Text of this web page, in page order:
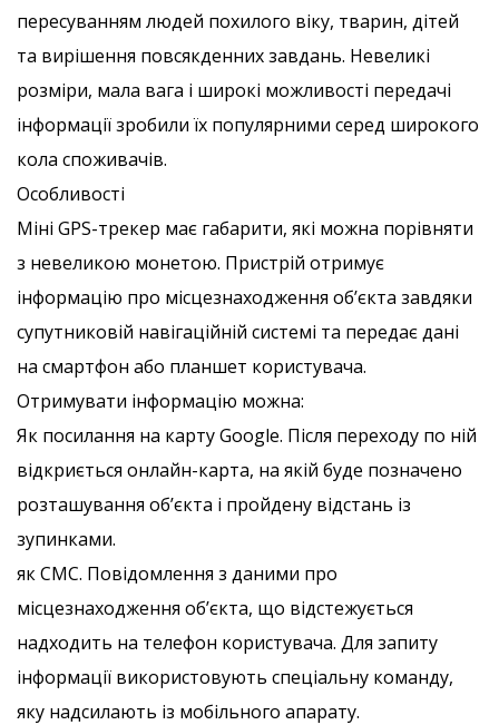
пересуванням людей похилого віку, тварин, дітей
та вирішення повсякденних завдань. Невеликі
розміри, мала вага і широкі можливості передачі
інформації зробили їх популярними серед широкого
кола споживачів.
Особливості
Міні GPS-трекер має габарити, які можна порівняти
з невеликою монетою. Пристрій отримує
інформацію про місцезнаходження об’єкта завдяки
супутниковій навігаційній системі та передає дані
на смартфон або планшет користувача.
Отримувати інформацію можна:
Як посилання на карту Google. Після переходу по ній
відкриється онлайн-карта, на якій буде позначено
розташування об’єкта і пройдену відстань із
зупинками.
як СМС. Повідомлення з даними про
місцезнаходження об’єкта, що відстежується
надходить на телефон користувача. Для запиту
інформації використовують спеціальну команду,
яку надсилають із мобільного апарату.